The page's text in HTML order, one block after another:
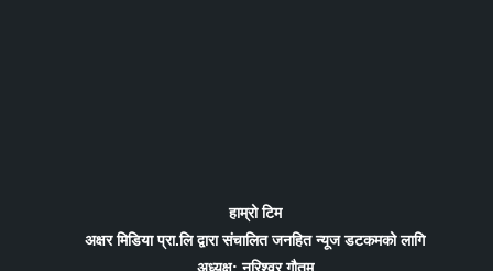
हाम्रो टिम
अक्षर मिडिया प्रा.लि द्वारा संचालित जनहित न्यूज डटकमको लागि
अध्यक्ष: नरिश्वर गौतम